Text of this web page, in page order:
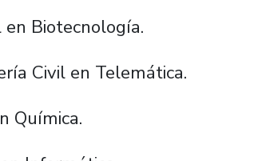
Biotecnología.
Civil en Telemática.
Química.